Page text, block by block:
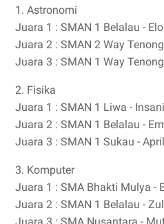
1. Astronomi
Juara 1 : SMAN 1 Belalau -
Juara 2 : SMAN 2 Way
Juara 3 : SMAN 1 Way
2. Fisika
Juara 1 : SMAN 1 Liwa -
Juara 2 : SMAN 1 Belalau -
Juara 3 : SMAN 1 Sukau -
3. Komputer
Juara 1 : SMA Bhakti Mulya -
Juara 2 : SMAN 1 Belalau -